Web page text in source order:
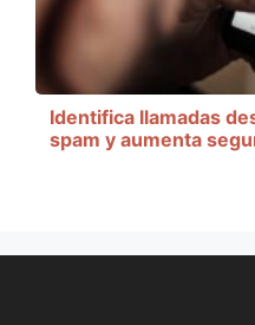
Identifica llamadas
spam y aumenta